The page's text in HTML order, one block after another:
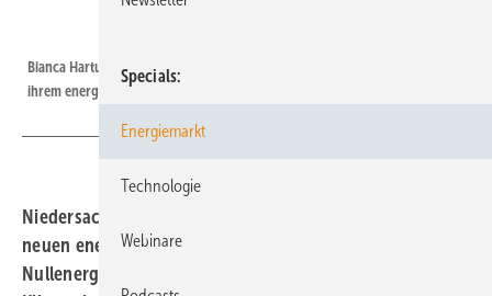
Bianca Hartung und Andy Moldenhauer genießen sommerliche Tage vor
ihrem energieneutralen Haus.
Niedersachsens Hauptstadt Hannover schafft mit 300
neuen energieneutralen Eigenheimen Europas größte
Nullenergie-Siedlung. Wie die Stadt zum
Specials
Energiemarkt
Technologie
Webinare